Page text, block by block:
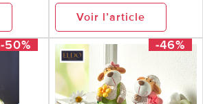
Voir l’article
-50% -46%